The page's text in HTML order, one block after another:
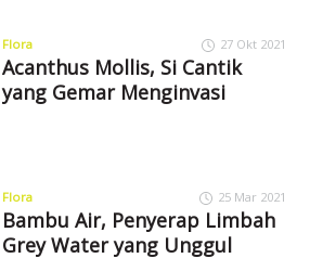
Flora 27 Okt 2021
Acanthus Mollis, Si Cantik
yang Gemar Menginvasi
Flora 25 Mar 2021
Bambu Air, Penyerap Limbah
Grey Water yang Unggul